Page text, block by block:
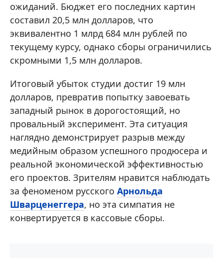
ожиданий. Бюджет его последних картин
составил 20,5 млн долларов, что
эквивалентно 1 млрд 684 млн рублей по
текущему курсу, однако сборы ограничились
скромными 1,5 млн долларов.
Итоговый убыток студии достиг 19 млн
долларов, превратив попытку завоевать
западный рынок в дорогостоящий, но
провальный эксперимент. Эта ситуация
наглядно демонстрирует разрыв между
медийным образом успешного продюсера и
реальной экономической эффективностью
его проектов. Зрителям нравится наблюдать
за феноменом русского Арнольда
Шварценеггера, но эта симпатия не
конвертируется в кассовые сборы.